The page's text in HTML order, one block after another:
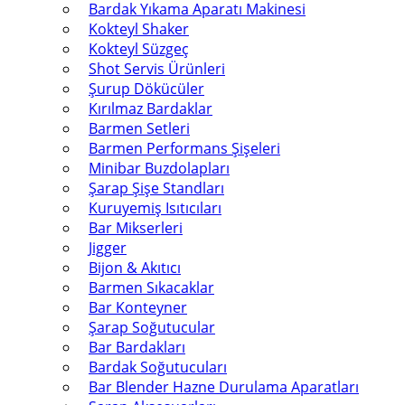
Bardak Yıkama Aparatı Makinesi
Kokteyl Shaker
Kokteyl Süzgeç
Shot Servis Ürünleri
Şurup Dökücüler
Kırılmaz Bardaklar
Barmen Setleri
Barmen Performans Şişeleri
Minibar Buzdolapları
Şarap Şişe Standları
Kuruyemiş Isıtıcıları
Bar Mikserleri
Jigger
Bijon & Akıtıcı
Barmen Sıkacaklar
Bar Konteyner
Şarap Soğutucular
Bar Bardakları
Bardak Soğutucuları
Bar Blender Hazne Durulama Aparatları